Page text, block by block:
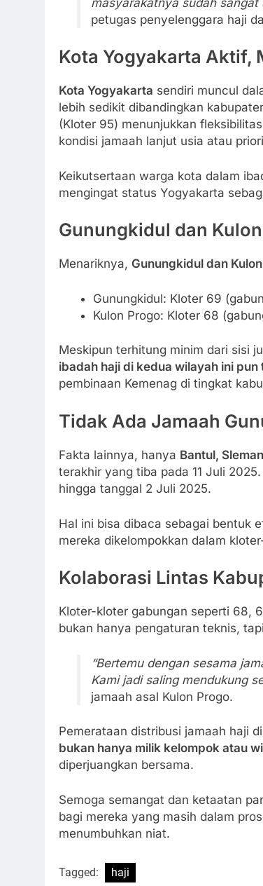
petugas penyelenggara haji
Kota Yogyakarta Aktif,
Kota Yogyakarta sendiri muncul
lebih sedikit dibandingkan
(Kloter 95) menunjukkan
kondisi jamaah lanjut usia atau
Keikutsertaan warga kota dalam
mengingat status Yogyakarta
Gunungkidul dan
Menariknya, Gunungkidul dan
Gunungkidul: Kloter 69
Kulon Progo: Kloter 68
Meskipun terhitung minim dari sisi
ibadah haji di kedua wilayah ini
pembinaan Kemenag di tingkat
Tidak Ada Jamaah
Fakta lainnya, hanya Bantul,
terakhir yang tiba pada 11 Juli 2025.
hingga tanggal 2 Juli 2025.
Hal ini bisa dibaca sebagai bentuk
mereka dikelompokkan dalam
Kolaborasi Lintas
Kloter-kloter gabungan seperti 68,
bukan hanya pengaturan teknis,
“Bertemu dengan sesama
Kami jadi saling mendukung
jamaah asal Kulon Progo.
Pemerataan distribusi jamaah haji
bukan hanya milik kelompok atau
diperjuangkan bersama.
Semoga semangat dan ketaatan
bagi mereka yang masih dalam
menumbuhkan niat.
Tagged: haji